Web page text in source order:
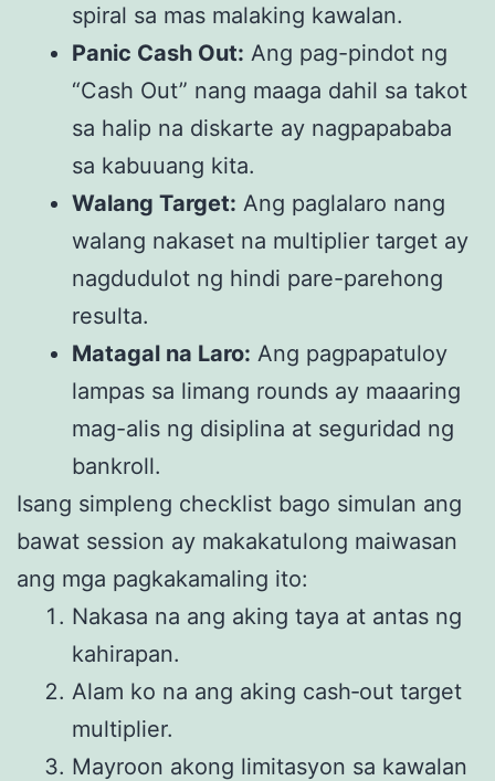
spiral sa mas malaking kawalan.
Panic Cash Out: Ang pag-pindot ng
“Cash Out” nang maaga dahil sa takot
sa halip na diskarte ay nagpapababa
sa kabuuang kita.
Walang Target: Ang paglalaro nang
walang nakaset na multiplier target ay
nagdudulot ng hindi pare-parehong
resulta.
Matagal na Laro: Ang pagpapatuloy
lampas sa limang rounds ay maaaring
mag-alis ng disiplina at seguridad ng
bankroll.
Isang simpleng checklist bago simulan ang
bawat session ay makakatulong maiwasan
ang mga pagkakamaling ito:
Nakasa na ang aking taya at antas ng
kahirapan.
Alam ko na ang aking cash‑out target
multiplier.
Mayroon akong limitasyon sa kawalan